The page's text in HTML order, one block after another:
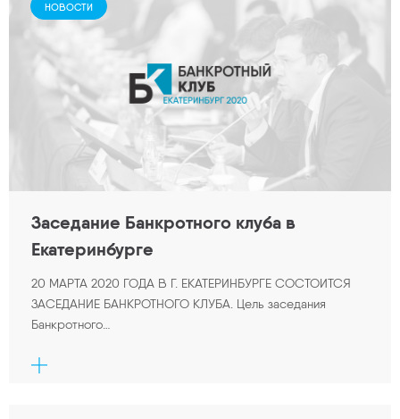
НОВОСТИ
Заседание Банкротного клуба в
Екатеринбурге
20 МАРТА 2020 ГОДА В Г. ЕКАТЕРИНБУРГЕ СОСТОИТСЯ
ЗАСЕДАНИЕ БАНКРОТНОГО КЛУБА. Цель заседания
Банкротного…